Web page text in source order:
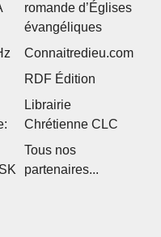
romande d’Églises
évangéliques
Connaitredieu.com
RDF Édition
Librairie
Chrétienne CLC
Tous nos
partenaires...